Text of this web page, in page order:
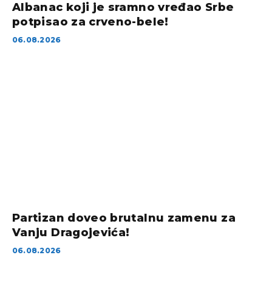
Albanac koji je sramno vređao Srbe
potpisao za crveno-bele!
06.08.2026
Partizan doveo brutalnu zamenu za
Vanju Dragojevića!
06.08.2026